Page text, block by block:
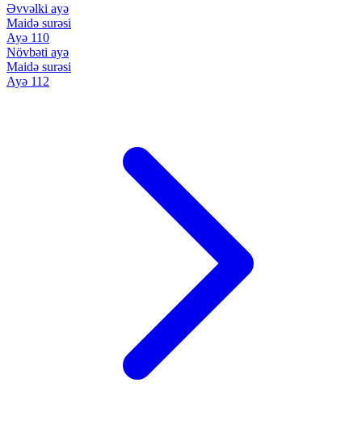
Əvvəlki ayə
Maidə surəsi
Ayə 110
Növbəti ayə
Maidə surəsi
Ayə 112